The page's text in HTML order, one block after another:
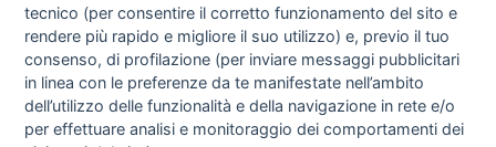
I libri Vedi tutti
tecnico (per consentire il corretto funzionamento del sito e
rendere più rapido e migliore il suo utilizzo) e, previo il tuo
consenso, di profilazione (per inviare messaggi pubblicitari
in linea con le preferenze da te manifestate nell’ambito
dell’utilizzo delle funzionalità e della navigazione in rete e/o
per effettuare analisi e monitoraggio dei comportamenti dei